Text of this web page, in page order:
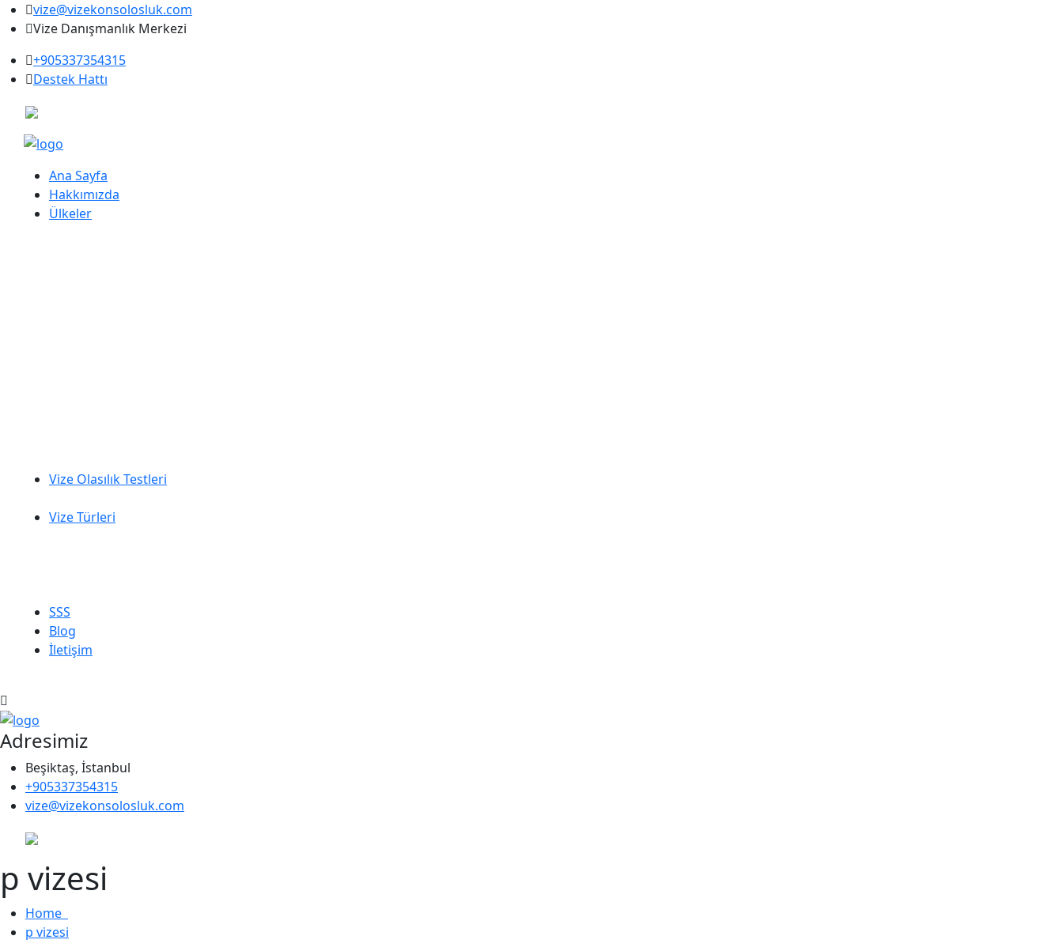
vize@vizekonsolosluk.com
Vize Danışmanlık Merkezi
+905337354315
Destek Hattı
Ana Sayfa
Hakkımızda
Ülkeler
Vize Olasılık Testleri
Vize Türleri
SSS
Blog
İletişim
Adresimiz
Beşiktaş, İstanbul
+905337354315
vize@vizekonsolosluk.com
p vizesi
Home
p vizesi